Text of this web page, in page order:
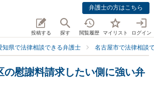
弁護士の方はこちら
投稿する 探す 閲覧履歴 マイリスト ログイン
知県で法律相談できる弁護士 名古屋市で法律相談
の慰謝料請求したい側に強い弁